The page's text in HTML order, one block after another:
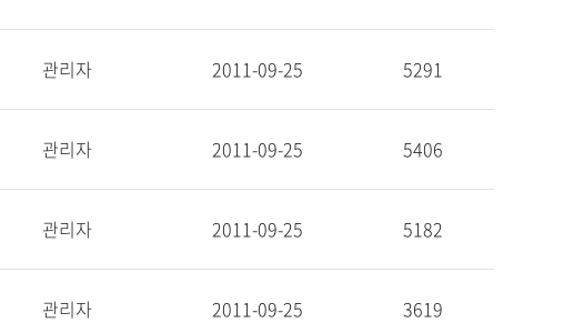
관리자 2011-09-25 5291
관리자 2011-09-25 5406
관리자 2011-09-25 5182
관리자 2011-09-25 3619